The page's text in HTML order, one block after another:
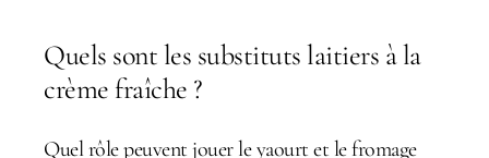
Quels sont les substituts laitiers à la
crème fraîche ?
Quel rôle peuvent jouer le yaourt et le fromage